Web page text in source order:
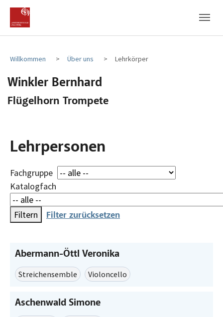
Zum Hauptinhalt
Zum Fußbereich
Willkommen Über uns Lehrkörper
Winkler Bernhard
Flügelhorn Trompete
Lehrpersonen
Filter
Fachgruppe
Katalogfach
Filtern Filter zurücksetzen
Abermann-Öttl Veronika
Streichensemble
Violoncello
Aschenwald Simone